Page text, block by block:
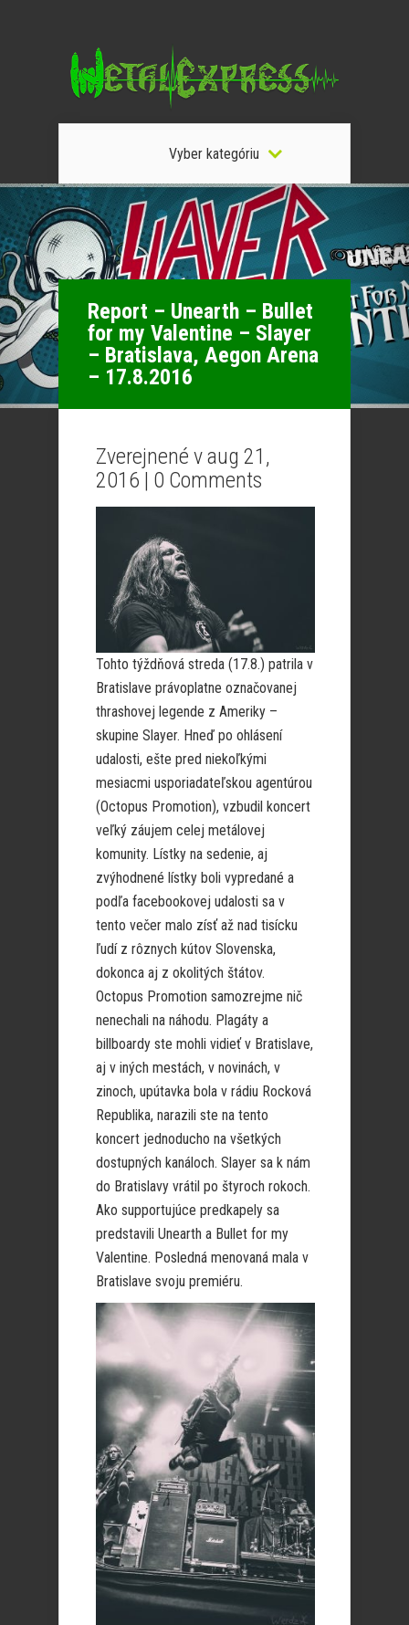
Vyber kategóriu
Report – Unearth – Bullet
for my Valentine – Slayer
– Bratislava, Aegon Arena
– 17.8.2016
Zverejnené v aug 21,
2016 | 0 Comments
Tohto týždňová streda (17.8.) patrila v
Bratislave právoplatne označovanej
thrashovej legende z Ameriky –
skupine Slayer. Hneď po ohlásení
udalosti, ešte pred niekoľkými
mesiacmi usporiadateľskou agentúrou
(Octopus Promotion), vzbudil koncert
veľký záujem celej metálovej
komunity. Lístky na sedenie, aj
zvýhodnené lístky boli vypredané a
podľa facebookovej udalosti sa v
tento večer malo zísť až nad tisícku
ľudí z rôznych kútov Slovenska,
dokonca aj z okolitých štátov.
Octopus Promotion samozrejme nič
nenechali na náhodu. Plagáty a
billboardy ste mohli vidieť v Bratislave,
aj v iných mestách, v novinách, v
zinoch, upútavka bola v rádiu Rocková
Republika, narazili ste na tento
koncert jednoducho na všetkých
dostupných kanáloch. Slayer sa k nám
do Bratislavy vrátil po štyroch rokoch.
Ako supportujúce predkapely sa
predstavili Unearth a Bullet for my
Valentine. Posledná menovaná mala v
Bratislave svoju premiéru.